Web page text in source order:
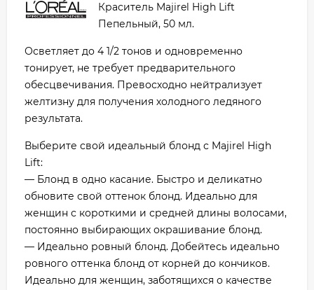
Краситель Majirel High Lift
Пепельный, 50 мл.
Осветляет до 4 1/2 тонов и одновременно
тонирует, не требует предварительного
обесцвечивания. Превосходно нейтрализует
желтизну для получения холодного ледяного
результата.
Выберите свой идеальный блонд с Majirel High
Lift:
— Блонд в одно касание. Быстро и деликатно
обновите свой оттенок блонд. Идеально для
женщин с короткими и средней длины волосами,
постоянно выбирающих окрашивание блонд.
— Идеально ровный блонд. Добейтесь идеально
ровного оттенка блонд от корней до кончиков.
Идеально для женщин, заботящихся о качестве